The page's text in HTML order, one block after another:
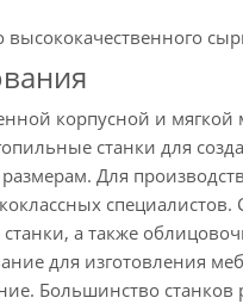
высококачественного
корпусной и
станки для
Для
а также
для изготовления
Большинство станков